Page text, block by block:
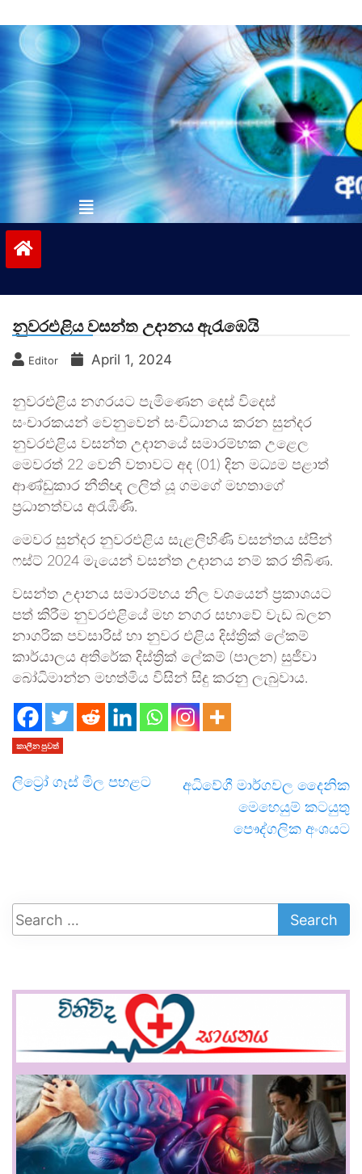
to
contentvinivida.lk
නුවරඑළිය වසන්ත උදානය ඇරැඹෙයි
Editor April 1, 2024
නුවරඑළිය නගරයට පැමිණෙන දෙස් විදෙස්
සංචාරකයන් වෙනුවෙන් සංවිධානය කරන සුන්දර
නුවරඑළිය වසන්ත උදානයේ සමාරම්භක උළෙල
මෙවරත් 22 වෙනි වතාවට අද (01) දින මධ්‍යම පළාත්
ආණ්ඩුකාර නීතිඥ ලලිත් යූ ගමගේ මහතාගේ
ප්‍රධානත්වය අරැඹිණි.
මෙවර සුන්දර නුවරඑළිය සැළලිහිණි වසන්තය ස්පින්
ෆස්ට් 2024 මැයෙන් වසන්ත උදානය නම් කර තිබිණ.
වසන්ත උදානය සමාරම්භය නිල වශයෙන් ප්‍රකාශයට
පත් කිරීම නුවරඑළියේ මහ නගර සභාවේ වැඩ බලන
නාගරික පවසාරිස් හා නුවර එළිය දිස්ත්‍රික් ලේකම්
කාර්යාලය අතිරේක දිස්ත්‍රික් ලේකම් (පාලන) සුජීවා
බෝධිමාන්න මහත්මිය විසින් සිදු කරනු ලැබුවාය.
කාලීන පුවත්
ලිට්‍රෝ ගෑස් මිල පහළට
අධිවේගී මාර්ගවල දෛනික
මෙහෙයුම් කටයුතු
පෞද්ගලික අංශයට